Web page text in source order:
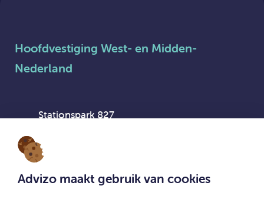
Advizo maakt gebruik van cookies
Hoofdvestiging West- en Midden-
Nederland
Stationspark 827